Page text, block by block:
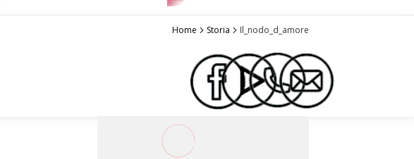
Home Storia Il_nodo_d_amore